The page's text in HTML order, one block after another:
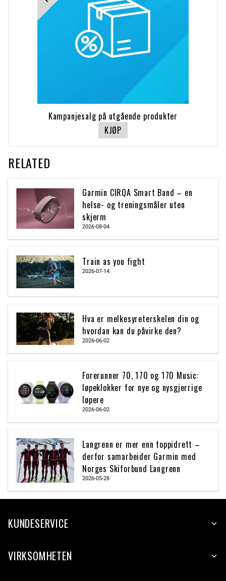
Kampanjesalg på utgående produkter
KJØP
RELATED
Garmin CIRQA Smart Band – en
helse- og treningsmåler uten
skjerm
2026-08-04
Train as you fight
2026-07-14
Hva er melkesyreterskelen din og
hvordan kan du påvirke den?
2026-06-02
Forerunner 70, 170 og 170 Music:
løpeklokker for nye og nysgjerrige
løpere
2026-06-02
Langrenn er mer enn toppidrett –
derfor samarbeider Garmin med
Norges Skiforbund Langrenn
2026-05-28
KUNDESERVICE
VIRKSOMHETEN